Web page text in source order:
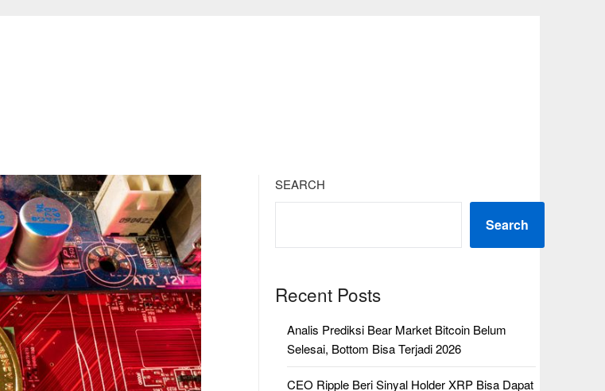
SEARCH
Search
Recent Posts
Analis Prediksi Bear Market Bitcoin Belum
Selesai, Bottom Bisa Terjadi 2026
CEO Ripple Beri Sinyal Holder XRP Bisa Dapat